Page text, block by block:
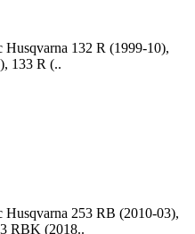
Husqvarna 132 R (1999-10),
133 R (..
Husqvarna 253 RB (2010-03),
RBK (2018..